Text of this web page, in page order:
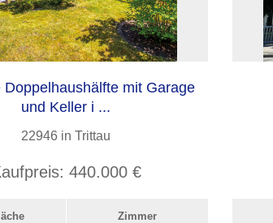
Doppelhaushälfte mit Garage
und Keller i ...
22946 in Trittau
440.000 €
Zimmer